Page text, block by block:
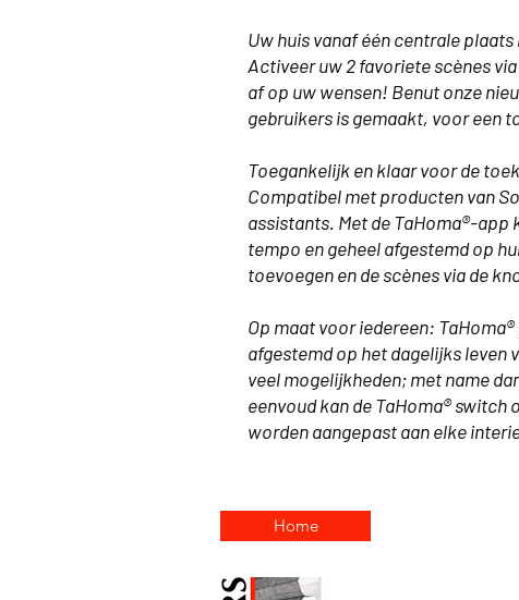
Uw huis vanaf één centrale
Activeer uw 2 favoriete scènes
af op uw wensen! Benut onze
gebruikers is gemaakt, voor een
Toegankelijk en klaar voor de
Compatibel met producten van
assistants. Met de TaHoma®-app
tempo en geheel afgestemd op
toevoegen en de scènes via de
Op maat voor iedereen:
afgestemd op het dagelijks leven
veel mogelijkheden; met name
eenvoud kan de TaHoma®
worden aangepast aan elke
Home